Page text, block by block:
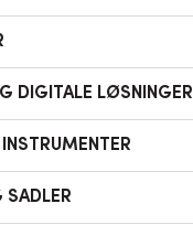
DIGITALE LØSNINGER
SADLER